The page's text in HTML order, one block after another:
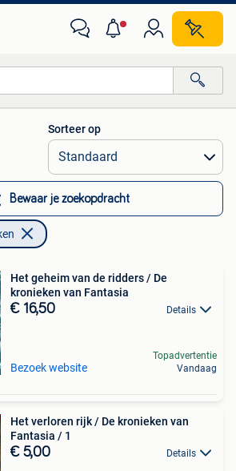
Alle afstanden…
Sorteer op
Bewaar je zoekopdracht
Het geheim van de ridders / De
kronieken van Fantasia
€ 16,50 Details
Bezoek website
Topadvertentie
Vandaag
Het verloren rijk / De kronieken van
Fantasia / 1
€ 5,00 Details